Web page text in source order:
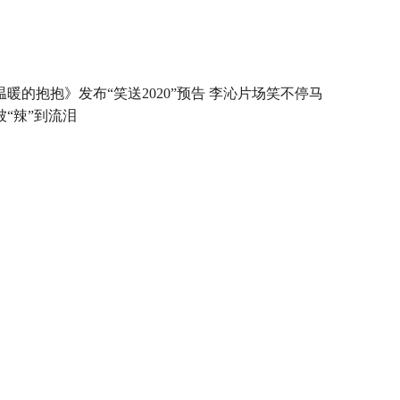
暖的抱抱》发布“笑送2020”预告 李沁片场笑不停马
“辣”到流泪